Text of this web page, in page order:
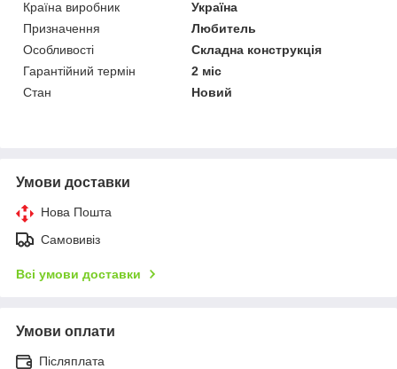
Країна виробник
Україна
Призначення
Любитель
Особливості
Складна конструкція
Гарантійний термін
2 міс
Стан
Новий
Умови доставки
Нова Пошта
Самовивіз
Всі умови доставки
Умови оплати
Післяплата